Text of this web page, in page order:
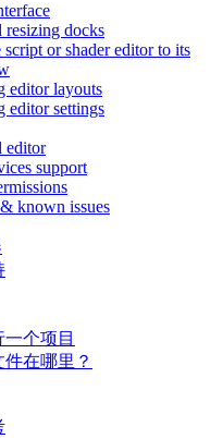
docks
or shader editor to its
editor layouts
editor settings
editor
support
known issues
个项目
在哪里？